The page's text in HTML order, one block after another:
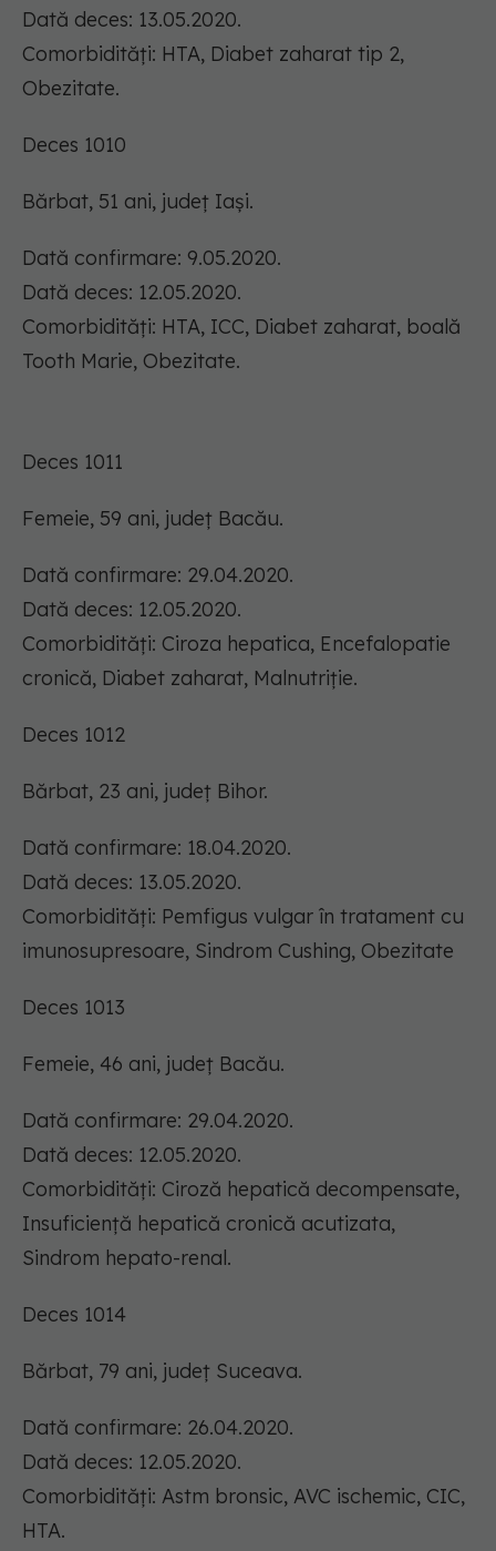
Dată deces: 13.05.2020.
Comorbidități: HTA, Diabet zaharat tip 2,
Obezitate.
Deces 1010
Bărbat, 51 ani, județ Iași.
Dată confirmare: 9.05.2020.
Dată deces: 12.05.2020.
Comorbidități: HTA, ICC, Diabet zaharat, boală
Tooth Marie, Obezitate.
Deces 1011
Femeie, 59 ani, județ Bacău.
Dată confirmare: 29.04.2020.
Dată deces: 12.05.2020.
Comorbidități: Ciroza hepatica, Encefalopatie
cronică, Diabet zaharat, Malnutriție.
Deces 1012
Bărbat, 23 ani, județ Bihor.
Dată confirmare: 18.04.2020.
Dată deces: 13.05.2020.
Comorbidități: Pemfigus vulgar în tratament cu
imunosupresoare, Sindrom Cushing, Obezitate
Deces 1013
Femeie, 46 ani, județ Bacău.
Dată confirmare: 29.04.2020.
Dată deces: 12.05.2020.
Comorbidități: Ciroză hepatică decompensate,
Insuficiență hepatică cronică acutizata,
Sindrom hepato-renal.
Deces 1014
Bărbat, 79 ani, județ Suceava.
Dată confirmare: 26.04.2020.
Dată deces: 12.05.2020.
Comorbidități: Astm bronsic, AVC ischemic, CIC,
HTA.